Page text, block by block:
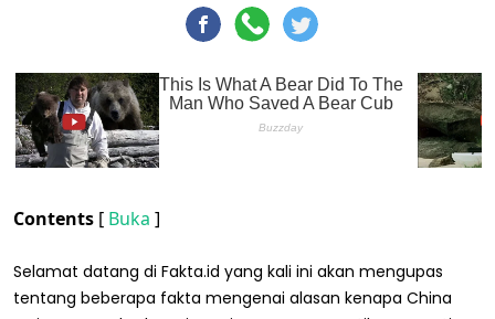
Contents [ Buka ]
Selamat datang di Fakta.id yang kali ini akan mengupas
tentang beberapa fakta mengenai alasan kenapa China